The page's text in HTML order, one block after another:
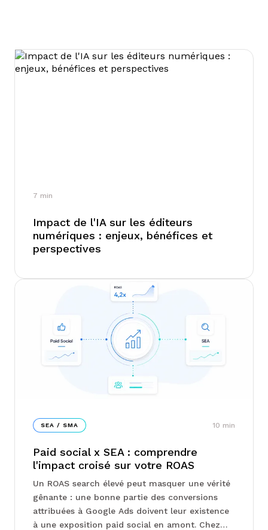
7 min
Impact de l'IA sur les éditeurs
numériques : enjeux, bénéfices et
perspectives
SEA / SMA 10 min
Paid social x SEA : comprendre
l'impact croisé sur votre ROAS
Un ROAS search élevé peut masquer une vérité
gênante : une bonne partie des conversions
attribuées à Google Ads doivent leur existence
à une exposition paid social en amont. Chez